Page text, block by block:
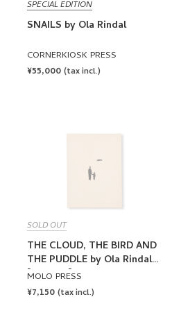
SPECIAL EDITION
SNAILS by Ola Rindal
CORNERKIOSK PRESS
REGULAR
¥55,000 (tax incl.)
SOLD OUT
THE CLOUD, THE BIRD AND
THE PUDDLE by Ola Rindal
[SIGNED]
MOLO PRESS
REGULAR
¥7,150 (tax incl.)